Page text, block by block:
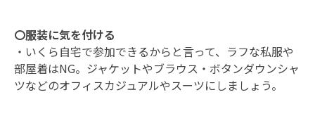
〇服装に気を付ける
・いくら自宅で参加できるからと言って、ラフな私服や
部屋着はNG。ジャケットやブラウス・ボタンダウンシャ
ツなどのオフィスカジュアルやスーツにしましょう。